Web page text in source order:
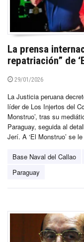
La prensa
repatriación” de
29/01/2026
La Justicia peruana
líder de Los Injertos del
Monstruo’, tras su
Paraguay, seguida al
Jerí. A ‘El Monstruo’ se
Base Naval del Callao
Paraguay